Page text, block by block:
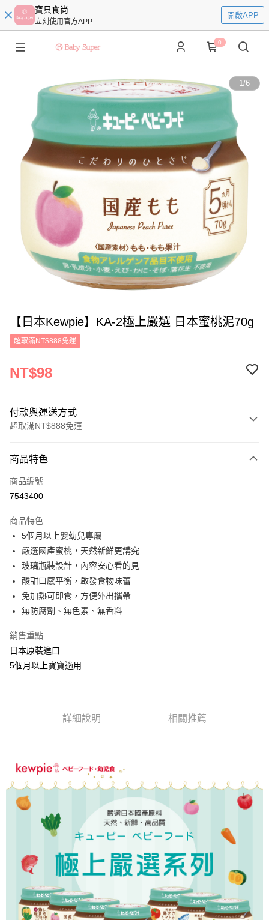
寶貝食尚
立刻使用官方APP
開啟APP
0
1/6
【日本Kewpie】KA-2極上嚴選 日本蜜桃泥70g
超取滿NT$888免運
NT$98
付款與運送方式
超取滿NT$888免運
信用卡一次付款
超商取貨付款
Apple Pay
悠遊付
ATM付款
貨到付款
全家取貨付款
每筆NT$70，滿NT$888(含以上)免運費
離島宅配
每筆NT$120，滿NT$1,200(含以上)免運費
貨到付款
每筆NT$100，滿NT$1,200(含以上)免運費
商品特色
商品編號
7543400
商品特色
5個月以上嬰幼兒專屬
嚴選國產蜜桃，天然新鮮更講究
玻璃瓶裝設計，內容安心看的見
酸甜口感平衡，啟發食物味蕾
免加熱可即食，方便外出攜帶
無防腐劑、無色素、無香料
銷售重點
日本原裝進口
5個月以上寶寶適用
詳細說明 相關推薦